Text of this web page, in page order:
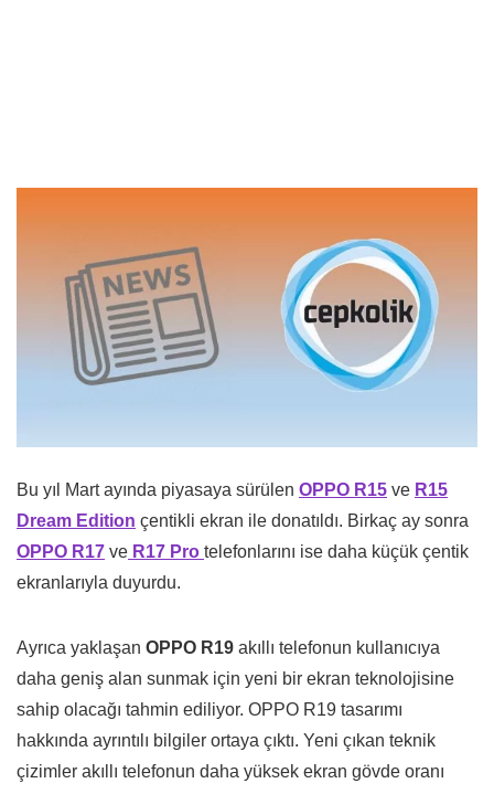
Bu yıl Mart ayında piyasaya sürülen OPPO R15 ve R15
Dream Edition çentikli ekran ile donatıldı. Birkaç ay sonra
OPPO R17 ve R17 Pro telefonlarını ise daha küçük çentik
ekranlarıyla duyurdu.
Ayrıca yaklaşan OPPO R19 akıllı telefonun kullanıcıya
daha geniş alan sunmak için yeni bir ekran teknolojisine
sahip olacağı tahmin ediliyor. OPPO R19 tasarımı
hakkında ayrıntılı bilgiler ortaya çıktı. Yeni çıkan teknik
çizimler akıllı telefonun daha yüksek ekran gövde oranı